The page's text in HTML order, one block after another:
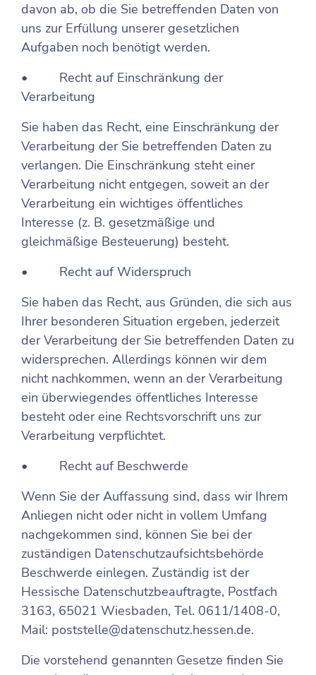
davon ab, ob die Sie betreffenden Daten von
uns zur Erfüllung unserer gesetzlichen
Aufgaben noch benötigt werden.
• Recht auf Einschränkung der
Verarbeitung
Sie haben das Recht, eine Einschränkung der
Verarbeitung der Sie betreffenden Daten zu
verlangen. Die Einschränkung steht einer
Verarbeitung nicht entgegen, soweit an der
Verarbeitung ein wichtiges öffentliches
Interesse (z. B. gesetzmäßige und
gleichmäßige Besteuerung) besteht.
• Recht auf Widerspruch
Sie haben das Recht, aus Gründen, die sich aus
Ihrer besonderen Situation ergeben, jederzeit
der Verarbeitung der Sie betreffenden Daten zu
widersprechen. Allerdings können wir dem
nicht nachkommen, wenn an der Verarbeitung
ein überwiegendes öffentliches Interesse
besteht oder eine Rechtsvorschrift uns zur
Verarbeitung verpflichtet.
• Recht auf Beschwerde
Wenn Sie der Auffassung sind, dass wir Ihrem
Anliegen nicht oder nicht in vollem Umfang
nachgekommen sind, können Sie bei der
zuständigen Datenschutzaufsichtsbehörde
Beschwerde einlegen. Zuständig ist der
Hessische Datenschutzbeauftragte, Postfach
3163, 65021 Wiesbaden, Tel. 0611/1408-0,
Mail: poststelle@datenschutz.hessen.de.
Die vorstehend genannten Gesetze finden Sie